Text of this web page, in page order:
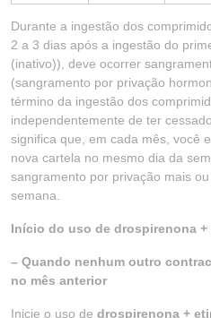
Durante a ingestão dos
2 a 3 dias após a ingestão do
(inativo)), deve ocorrer
(sangramento por privação
término da ingestão dos
independentemente de ter
significa que, em cada mês, você
nova cartela no mesmo dia da
sangramento por privação mais
semana.
Início do uso de drospirenona
– Quando nenhum outro
no mês anterior
Inicie o uso de drospirenona +